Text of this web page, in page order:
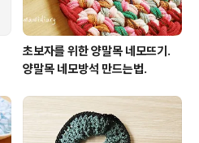
초보자를 위한 양말목 네모뜨기.
양말목 네모방석 만드는법.